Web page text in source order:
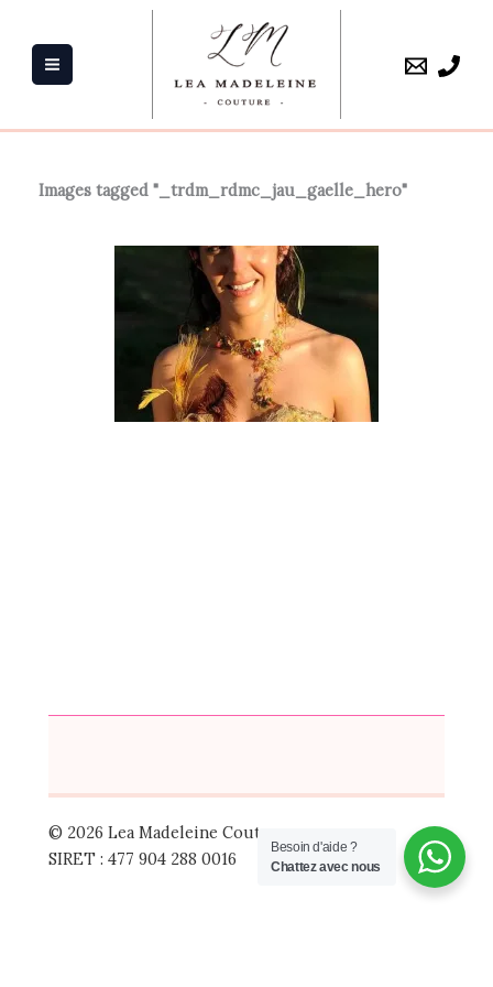
contenu
Images tagged "_trdm_rdmc_jau_gaelle_hero"
© 2026 Lea Madeleine Couture
SIRET : 477 904 288 0016
Besoin d'aide ?
Chattez avec nous